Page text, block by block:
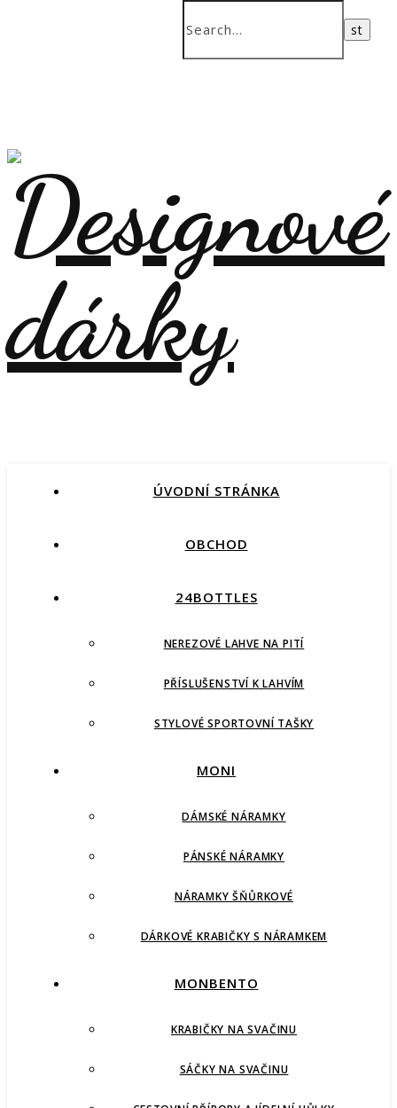
ÚVODNÍ STRÁNKA
OBCHOD
24BOTTLES
NEREZOVÉ LAHVE NA PITÍ
PŘÍSLUŠENSTVÍ K LAHVÍM
STYLOVÉ SPORTOVNÍ TAŠKY
MONI
DÁMSKÉ NÁRAMKY
PÁNSKÉ NÁRAMKY
NÁRAMKY ŠŇŮRKOVÉ
DÁRKOVÉ KRABIČKY S NÁRAMKEM
MONBENTO
KRABIČKY NA SVAČINU
SÁČKY NA SVAČINU